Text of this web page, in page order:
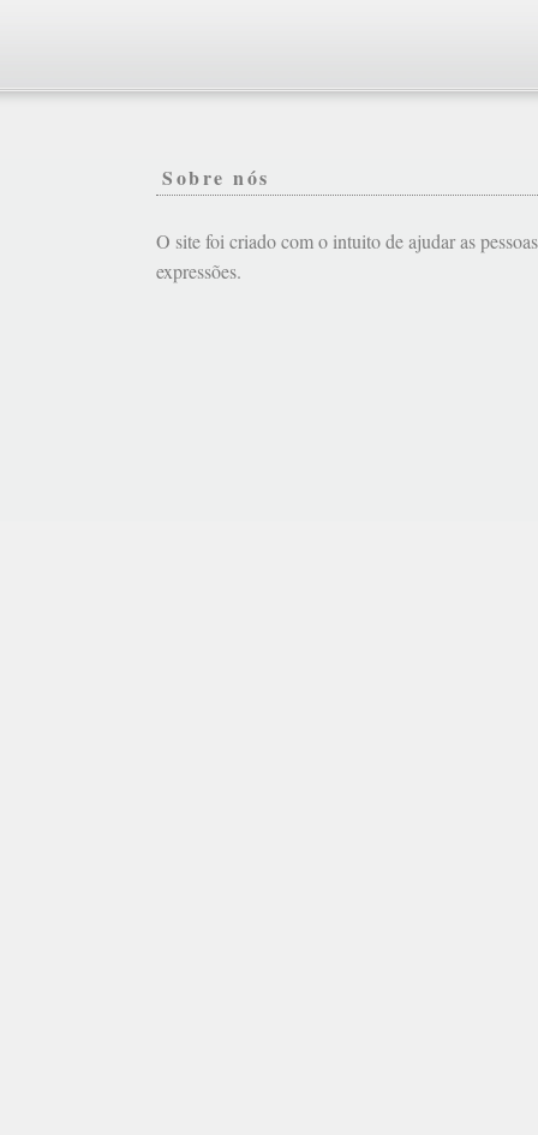
Sobre nós
O site foi criado com o intuito de ajudar as
expressões.